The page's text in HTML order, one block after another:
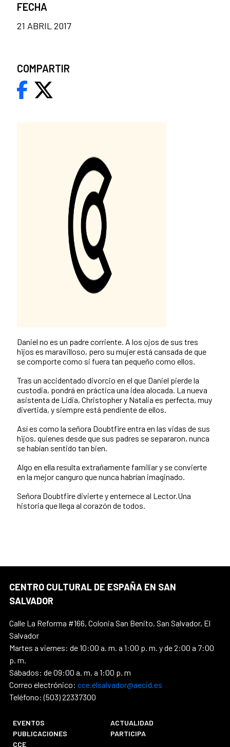
Daniel no es un padre corriente. A los ojos de sus tres
hijos es maravilloso, pero su mujer está cansada de que
se comporte como si fuera tan pequeño como ellos.
Tras un accidentado divorcio en el que Daniel pierde la
custodia, pondrá en práctica una idea alocada. La nueva
asistenta de Lidia, Christopher y Natalia es perfecta, muy
divertida, y siempre está pendiente de ellos.
Así es como la señora Doubtfire entra en las vidas de sus
hijos, quienes desde que sus padres se separaron, nunca
se habían sentido tan bien.
Algo en ella resulta extrañamente familiar y se convierte
en la mejor canguro que nunca habrían imaginado.
Señora Doubtfire divierte y enternece al Lector.Una
historia que llega al corazón de todos.
FECHA
21 ABRIL 2017
COMPARTIR
CENTRO CULTURAL DE ESPAÑA EN SAN
SALVADOR
Calle La Reforma #166, Colonia San Benito, San Salvador, El
Salvador
Martes a viernes: de 10:00 a. m. a 1:00 p. m. y de 2:00 a 7:00
p. m.
Sábados: de 09:00 a. m. a 1:00 p. m
Correo electrónico: cce.elsalvador@aecid.es
Teléfono: (503) 22337300
EVENTOS
ACTUALIDAD
PUBLICACIONES
PARTICIPA
CCE